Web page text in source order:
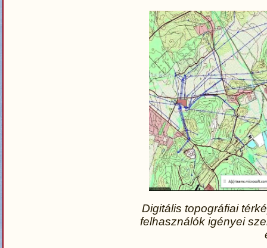
Digitális topográfiai
felhasználók igényei